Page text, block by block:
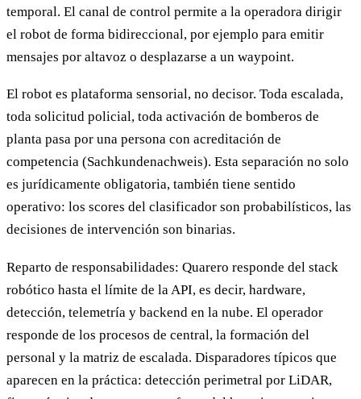
temporal. El canal de control permite a la operadora dirigir
el robot de forma bidireccional, por ejemplo para emitir
mensajes por altavoz o desplazarse a un waypoint.
El robot es plataforma sensorial, no decisor. Toda escalada,
toda solicitud policial, toda activación de bomberos de
planta pasa por una persona con acreditación de
competencia (Sachkundenachweis). Esta separación no solo
es jurídicamente obligatoria, también tiene sentido
operativo: los scores del clasificador son probabilísticos, las
decisiones de intervención son binarias.
Reparto de responsabilidades: Quarero responde del stack
robótico hasta el límite de la API, es decir, hardware,
detección, telemetría y backend en la nube. El operador
responde de los procesos de central, la formación del
personal y la matriz de escalada. Disparadores típicos que
aparecen en la práctica: detección perimetral por LiDAR,